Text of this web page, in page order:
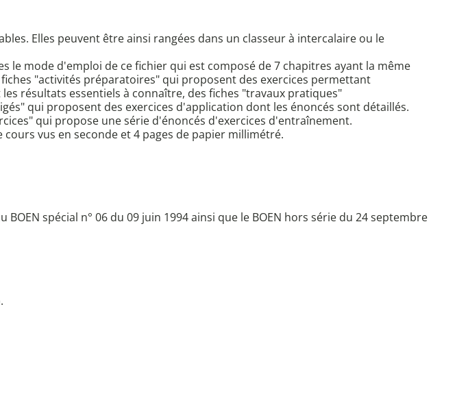
Elles peuvent être ainsi rangées dans un classeur à intercalaire ou le
le mode d'emploi de ce fichier qui est composé de 7 chapitres ayant la même
"activités préparatoires" qui proposent des exercices permettant
résultats essentiels à connaître, des fiches "travaux pratiques"
qui proposent des exercices d'application dont les énoncés sont détaillés.
qui propose une série d'énoncés d'exercices d'entraînement.
vus en seconde et 4 pages de papier millimétré.
spécial n° 06 du 09 juin 1994 ainsi que le BOEN hors série du 24 septembre